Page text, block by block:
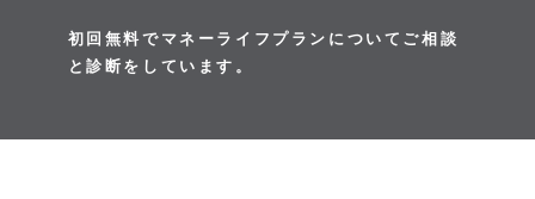
初回無料でマネーライフプランについてご相談
と診断をしています。